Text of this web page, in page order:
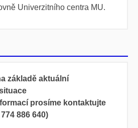
Univerzitního centra MU.
základě aktuální
prosíme kontaktujte
886 640)